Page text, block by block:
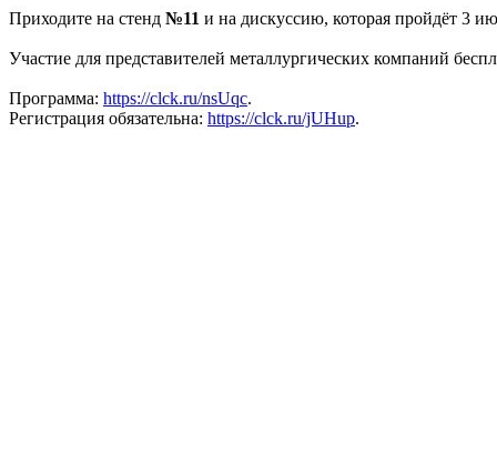
Приходите на стенд №11 и на дискуссию, которая пройдёт 3
Участие для представителей металлургических компаний
Программа: https://clck.ru/nsUqc.
Регистрация обязательна: https://clck.ru/jUHup.